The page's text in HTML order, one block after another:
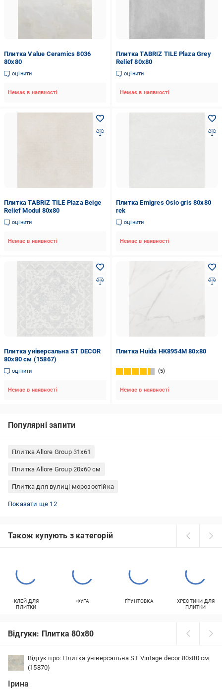
Плитка Value Ceramics 8036
80x80
оцінити
Немає в наявності
Плитка TABRIZ TILE Plaza Grey
Relief 80x80
оцінити
Немає в наявності
Плитка TABRIZ TILE Plaza Beige
Relief Modul 80x80
оцінити
Немає в наявності
Плитка Emigres Oslo gris 80x80
rek
оцінити
Немає в наявності
Плитка універсальна ST DECOR
80х80 см (15867)
оцінити
Немає в наявності
Плитка Huida HK8954M 80x80
5
Немає в наявності
Популярні запити
Плитка Allore Group 31x61
Плитка Allore Group 20x60 см
Плитка для вулиці морозостійка
Фіолетова плитка у ванну
Помаранчева плитка у ванну
Плитка бежева для підлоги
Керамічна плитка для підлоги для кухні
Плитка для ванної кімнати кантрі
Помаранчева плитка у кухню
Біла італійська плитка
Золотиста плитка у ванну
Плитка Allore Group 47x47 см
Плитка 20x30 для ванної кімнати
Біла квадратна плитка
Чорна плитка для ванної кімнати
Показати ще 12
Також купують з категорій
КЛЕЙ ДЛЯ
ПЛИТКИ
ФУГА ҐРУНТОВКА
ХРЕСТИКИ ДЛЯ
ПЛИТКИ
Відгуки: Плитка 80х80
Відгук про: Плитка універсальна ST Vintage decor 80х80 см
(15870)
Ірина